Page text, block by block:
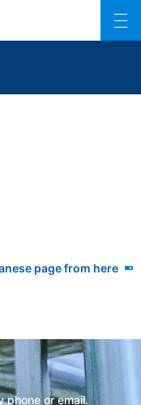
page from here
phone or email.